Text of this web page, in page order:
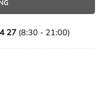
27(8:30 - 21:00)